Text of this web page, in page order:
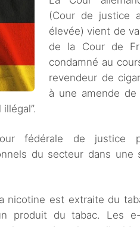
(Cour de justice
élevée) vient de
de la Cour de
condamné au
revendeur de
à une amende
fédérale de justice
du secteur dans une
nicotine est extraite du
produit du tabac. Les